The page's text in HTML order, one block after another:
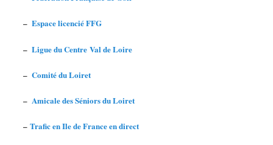
–Espace licencié FFG
–Ligue du Centre Val de Loire
–Comité du Loiret
–Amicale des Séniors du Loiret
–Trafic en Ile de France en direct